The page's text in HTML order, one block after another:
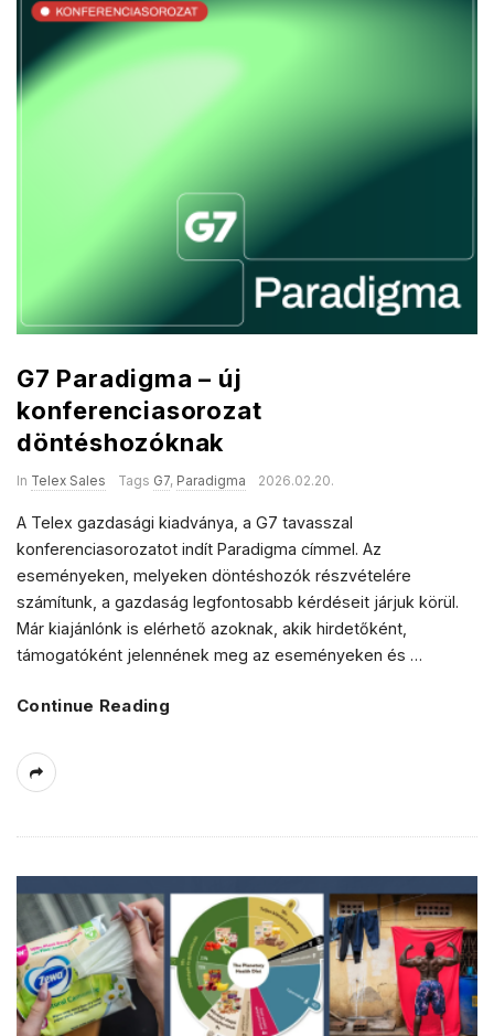
G7 Paradigma – új
konferenciasorozat
döntéshozóknak
In Telex Sales Tags G7, Paradigma 2026.02.20.
A Telex gazdasági kiadványa, a G7 tavasszal
konferenciasorozatot indít Paradigma címmel. Az
eseményeken, melyeken döntéshozók részvételére
számítunk, a gazdaság legfontosabb kérdéseit járjuk körül.
Már kiajánlónk is elérhető azoknak, akik hirdetőként,
támogatóként jelennének meg az eseményeken és …
Continue Reading